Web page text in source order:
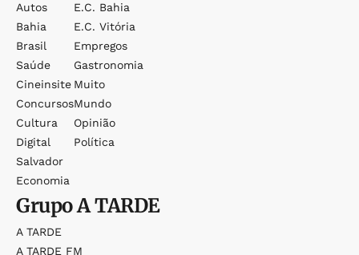
Autos
Bahia
Brasil
Saúde
Cineinsite
Concursos
Cultura
Digital
Salvador
Economia
E.c. Bahia
E.c. Vitória
Empregos
Gastronomia
Muito
Mundo
Opinião
Política
GrupoA TARDE
A TARDE
A TARDE FM